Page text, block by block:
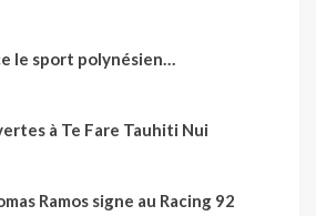
le sport polynésien…
à Te Fare Tauhiti Nui
Ramos signe au Racing 92